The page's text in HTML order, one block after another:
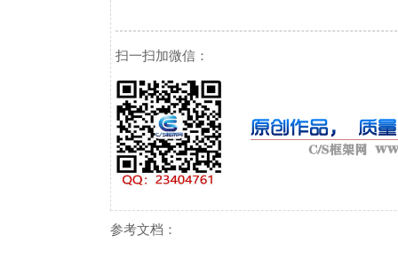
扫一扫加微信：
参考文档：